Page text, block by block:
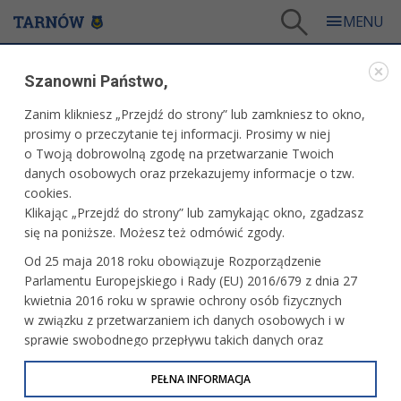
39. Międzynarodowy Festiwal Teatrów Ulicznych ULICA
WARTO ZOBACZYĆ
39. MIĘDZYNARODOWY FESTIWAL TEATRÓW
ULICZNYCH ULICA
04.07.2026, 00:47 fot. Tomasz Schenk
Szanowni Państwo,
Zanim klikniesz „Przejdź do strony” lub zamkniesz to okno,
prosimy o przeczytanie tej informacji. Prosimy w niej
o Twoją dobrowolną zgodę na przetwarzanie Twoich
danych osobowych oraz przekazujemy informacje o tzw.
cookies.
Klikając „Przejdź do strony” lub zamykając okno, zgadzasz
się na poniższe. Możesz też odmówić zgody.
Od 25 maja 2018 roku obowiązuje Rozporządzenie
Parlamentu Europejskiego i Rady (EU) 2016/679 z dnia 27
kwietnia 2016 roku w sprawie ochrony osób fizycznych
w związku z przetwarzaniem ich danych osobowych i w
sprawie swobodnego przepływu takich danych oraz
uchylenia dyrektywy 95/46/WE (określane jako RODO, GDPR
lub Ogólne Rozporządzenie o Ochronie Danych
PEŁNA INFORMACJA